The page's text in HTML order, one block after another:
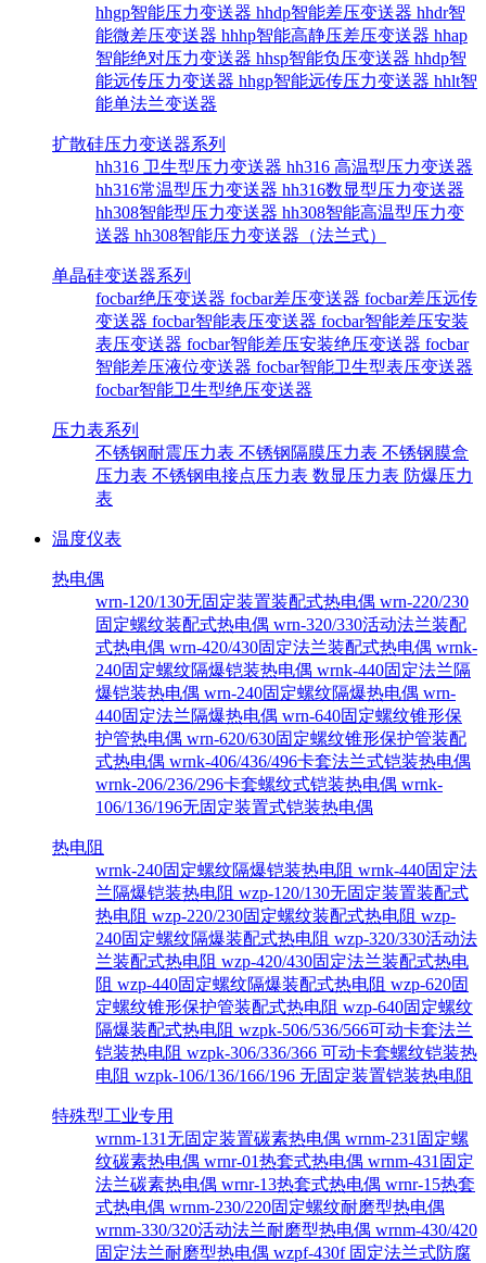
hhgp智能压力变送器 hhdp智能差压变送器 hhdr智
能微差压变送器 hhhp智能高静压差压变送器 hhap
智能绝对压力变送器 hhsp智能负压变送器 hhdp智
能远传压力变送器 hhgp智能远传压力变送器 hhlt智
能单法兰变送器
扩散硅压力变送器系列
hh316 卫生型压力变送器 hh316 高温型压力变送器
hh316常温型压力变送器 hh316数显型压力变送器
hh308智能型压力变送器 hh308智能高温型压力变
送器 hh308智能压力变送器（法兰式）
单晶硅变送器系列
focbar绝压变送器 focbar差压变送器 focbar差压远传
变送器 focbar智能表压变送器 focbar智能差压安装
表压变送器 focbar智能差压安装绝压变送器 focbar
智能差压液位变送器 focbar智能卫生型表压变送器
focbar智能卫生型绝压变送器
压力表系列
不锈钢耐震压力表 不锈钢隔膜压力表 不锈钢膜盒
压力表 不锈钢电接点压力表 数显压力表 防爆压力
表
温度仪表
热电偶
wrn-120/130无固定装置装配式热电偶 wrn-220/230
固定螺纹装配式热电偶 wrn-320/330活动法兰装配
式热电偶 wrn-420/430固定法兰装配式热电偶 wrnk-
240固定螺纹隔爆铠装热电偶 wrnk-440固定法兰隔
爆铠装热电偶 wrn-240固定螺纹隔爆热电偶 wrn-
440固定法兰隔爆热电偶 wrn-640固定螺纹锥形保
护管热电偶 wrn-620/630固定螺纹锥形保护管装配
式热电偶 wrnk-406/436/496卡套法兰式铠装热电偶
wrnk-206/236/296卡套螺纹式铠装热电偶 wrnk-
106/136/196无固定装置式铠装热电偶
热电阻
wrnk-240固定螺纹隔爆铠装热电阻 wrnk-440固定法
兰隔爆铠装热电阻 wzp-120/130无固定装置装配式
热电阻 wzp-220/230固定螺纹装配式热电阻 wzp-
240固定螺纹隔爆装配式热电阻 wzp-320/330活动法
兰装配式热电阻 wzp-420/430固定法兰装配式热电
阻 wzp-440固定螺纹隔爆装配式热电阻 wzp-620固
定螺纹锥形保护管装配式热电阻 wzp-640固定螺纹
隔爆装配式热电阻 wzpk-506/536/566可动卡套法兰
铠装热电阻 wzpk-306/336/366 可动卡套螺纹铠装热
电阻 wzpk-106/136/166/196 无固定装置铠装热电阻
特殊型工业专用
wrnm-131无固定装置碳素热电偶 wrnm-231固定螺
纹碳素热电偶 wrnr-01热套式热电偶 wrnm-431固定
法兰碳素热电偶 wrnr-13热套式热电偶 wrnr-15热套
式热电偶 wrnm-230/220固定螺纹耐磨型热电偶
wrnm-330/320活动法兰耐磨型热电偶 wrnm-430/420
固定法兰耐磨型热电偶 wzpf-430f 固定法兰式防腐